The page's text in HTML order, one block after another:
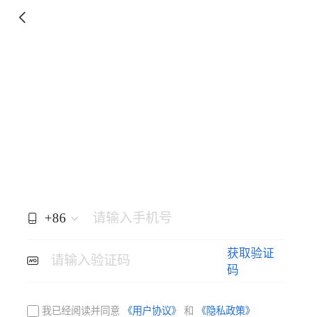
+86 请输入手机号
请输入验证码
获取验证
码
我已经阅读并同意 《用户协议》 和 《隐私政策》